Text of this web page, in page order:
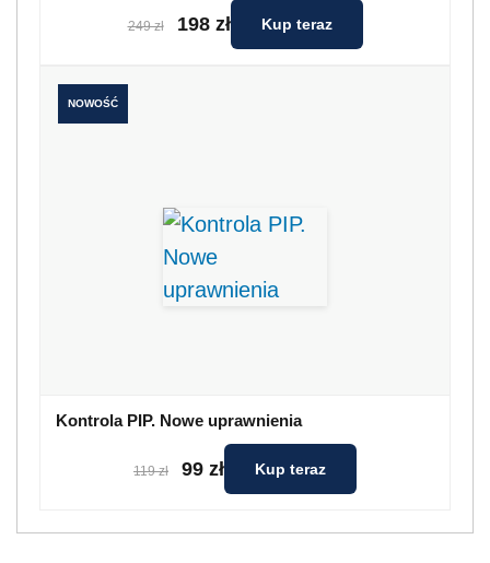
249 zł 198 zł Kup teraz
NOWOŚĆ
Kontrola PIP. Nowe uprawnienia
119 zł 99 zł Kup teraz